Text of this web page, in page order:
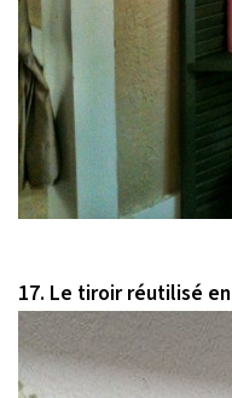
17. Le tiroir réutilisé